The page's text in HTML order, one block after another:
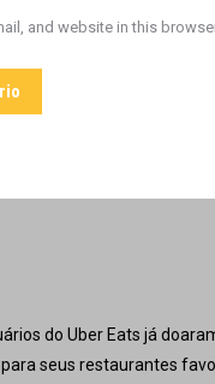
and website in this
do Uber Eats já
seus restaurantes